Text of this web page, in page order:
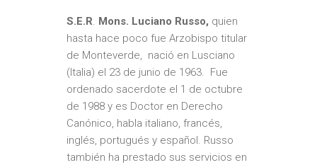
S.E.R Mons. Luciano Russo, quien
hasta hace poco fue Arzobispo titular
de Monteverde, nació en Lusciano
(Italia) el 23 de junio de 1963. Fue
ordenado sacerdote el 1 de octubre
de 1988 y es Doctor en Derecho
Canónico, habla italiano, francés,
inglés, portugués y español. Russo
también ha prestado sus servicios en